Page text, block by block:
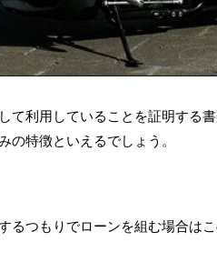
て利用していることを証明する
の特徴といえるでしょう。
るつもりでローンを組む場合は